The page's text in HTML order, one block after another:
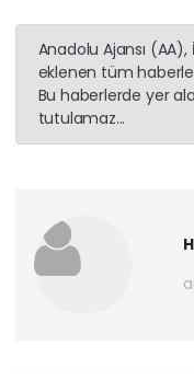
Anadolu Ajansı
eklenen tüm
Bu haberlerde yer
tutulamaz...